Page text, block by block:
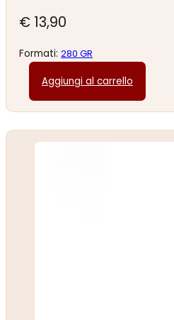
€ 13,90
Formati:280 GR
Aggiungi al carrello